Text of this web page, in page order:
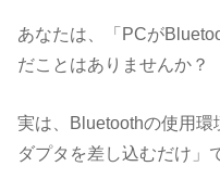
あなたは、「PCが
だことはありませんか？
実は、Bluetoothの使用
ダプタを差し込むだけ」